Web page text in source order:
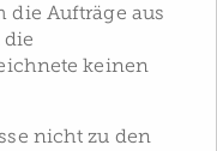
die Aufträge aus
die
keinen
nicht zu den